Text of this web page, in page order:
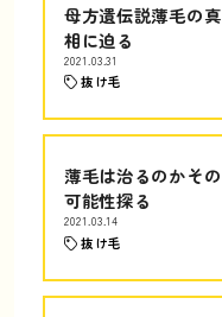
母方遺伝説薄毛の真
相に迫る
2021.03.31
抜け毛
薄毛は治るのかその
可能性探る
2021.03.14
抜け毛